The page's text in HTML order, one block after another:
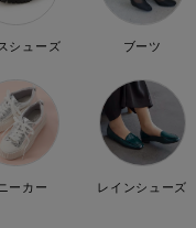
シューズ
ーカー
ブーツ
レインシューズ